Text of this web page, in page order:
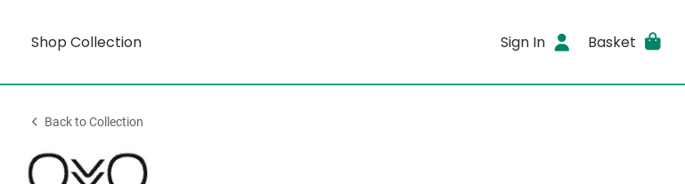
Shop Collection Sign In Basket
Back to Collection